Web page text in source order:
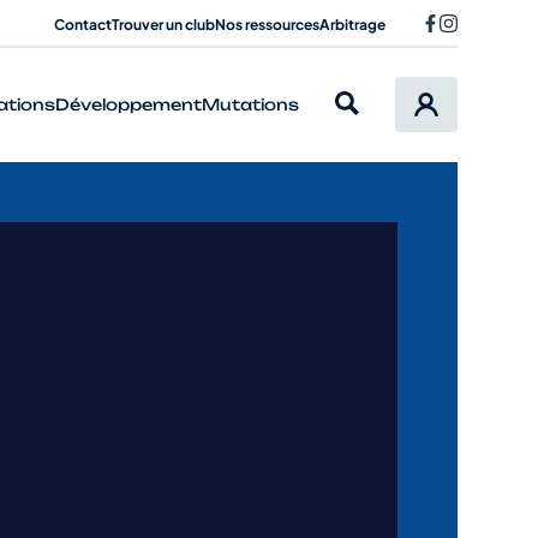
ContactTrouver un clubNos ressourcesArbitrage
DéveloppementMutations